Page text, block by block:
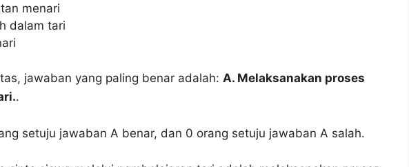
menari
dalam tari
jawaban yang paling benar adalah: A. Melaksanakan proses
.
setuju jawaban A benar, dan 0 orang setuju jawaban A salah.